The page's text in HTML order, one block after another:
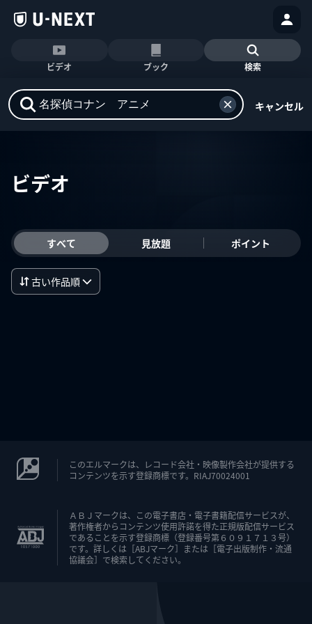
ビデオ ブック 検索
キャンセル
ビデオ
すべて 見放題 ポイント
古い作品順
このエルマークは、レコード会社・映像製作会社が提供する
コンテンツを示す登録商標です。RIAJ70024001
ＡＢＪマークは、この電子書店・電子書籍配信サービスが、
著作権者からコンテンツ使用許諾を得た正規版配信サービス
であることを示す登録商標（登録番号第６０９１７１３号）
です。詳しくは［ABJマーク］または［電子出版制作・流通
協議会］で検索してください。